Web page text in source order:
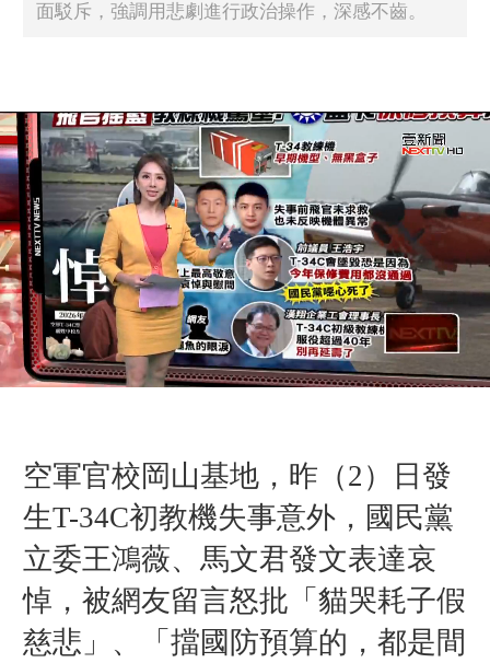
面駁斥，強調用悲劇進行政治操作，深感不齒。
空軍官校岡山基地，昨（2）日發
生T-34C初教機失事意外，國民黨
立委王鴻薇、馬文君發文表達哀
悼，被網友留言怒批「貓哭耗子假
慈悲」、「擋國防預算的，都是間